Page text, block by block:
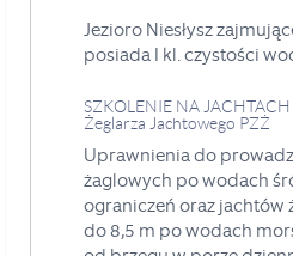
Jezioro Niesłysz
posiada I kl. czystości
SZKOLENIE NA
Żeglarza Jachtowego PZŻ
Uprawnienia do
żaglowych po wodach
ograniczeń oraz jachtów
do 8,5 m po wodach